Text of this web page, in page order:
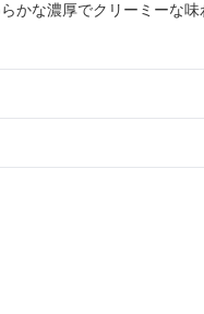
な濃厚でクリーミーな味